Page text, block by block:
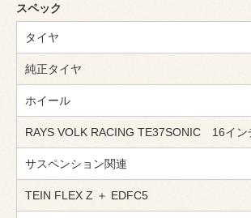
スペック
タイヤ
純正タイヤ
ホイール
RAYS VOLK RACING TE37SONIC 16イン
サスペンション関連
TEIN FLEX Z ＋ EDFC5